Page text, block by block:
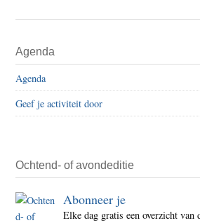
Sidebar
Agenda
Agenda
Geef je activiteit door
Ochtend- of avondeditie
Abonneer je
Elke dag gratis een overzicht van